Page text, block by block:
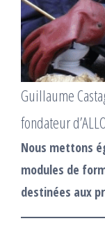
Guillaume
fondateur
Nous mettons
modules de
destinées aux